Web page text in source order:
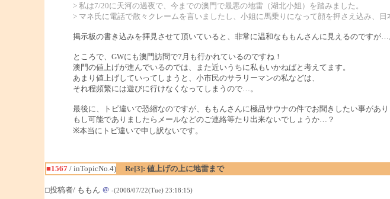
> 私は7/20に天河の過夜で、今までの澳門で最悪の地雷（湖北小姐）を踏みました。
> マネ氏に電話で散々クレームを言いましたし、小姐に馬乗りになって顔を押さえ込み、
掲示板の書き込みを拝見させて頂いていると、非常に温和なももんさんに見えるのですが
ところで、GWにも澳門訪問で7月も行かれているのですね！
澳門の値上げが進んでいるのでは、また近いうちに私もいかねばと考えてます。
あまり値上げしていってしまうと、小市民のサラリーマンの私などは、
それ程頻繁には遊びに行けなくなってしまうので…。
最後に、トピ違いで恐縮なのですが、ももんさんに極品サウナの件でお聞きしたい事があり
もし可能でありましたらメールなどのご連絡等たり出来ないでしょうか…？
※本当にトピ違いで申し訳ないです。
■1567/ inTopicNo.4)
Re[3]: 値上げの上に地雷まで
□投稿者/ ももん ＠ -(2008/07/22(Tue) 23:18:15)